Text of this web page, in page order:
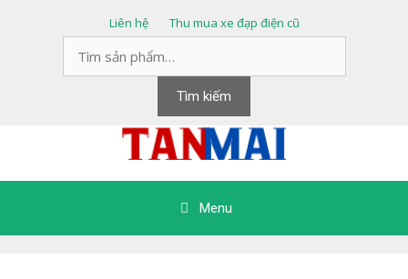
Liên hệ
Thu mua xe đạp điện cũ
kiếm:
Tìm kiếm
Menu